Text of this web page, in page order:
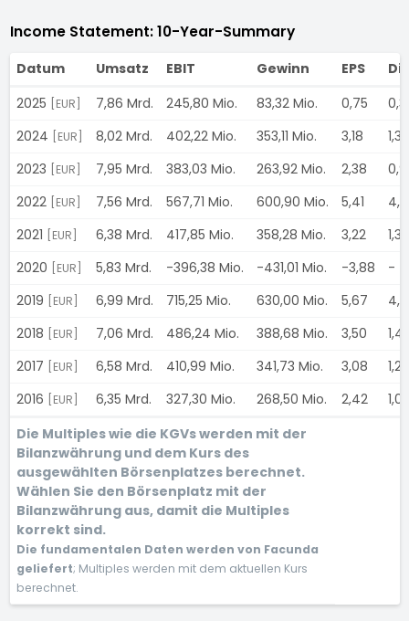
Income Statement: 10-Year-Summary
Datum Umsatz EBIT Gewinn EPS
2025
[EUR] 7,86 Mrd. 245,80 Mio. 83,32 Mio. 0,75
2024
[EUR] 8,02 Mrd. 402,22 Mio. 353,11 Mio. 3,18
2023
[EUR] 7,95 Mrd. 383,03 Mio. 263,92 Mio. 2,38
2022
[EUR] 7,56 Mrd. 567,71 Mio. 600,90 Mio. 5,41
2021
[EUR] 6,38 Mrd. 417,85 Mio. 358,28 Mio. 3,22
2020
[EUR] 5,83 Mrd. -396,38 Mio. -431,01 Mio. -3,88
-
2019
[EUR] 6,99 Mrd. 715,25 Mio. 630,00 Mio. 5,67
2018
[EUR] 7,06 Mrd. 486,24 Mio. 388,68 Mio. 3,50
2017
[EUR] 6,58 Mrd. 410,99 Mio. 341,73 Mio. 3,08
2016
[EUR] 6,35 Mrd. 327,30 Mio. 268,50 Mio. 2,42
Die Multiples wie die KGVs werden mit der
Bilanzwährung und dem Kurs des
ausgewählten Börsenplatzes berechnet.
Wählen Sie den Börsenplatz mit der
Bilanzwährung aus, damit die Multiples
korrekt sind.
Die fundamentalen Daten werden von Facunda
geliefert; Multiples werden mit dem aktuellen Kurs
berechnet.